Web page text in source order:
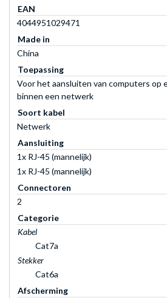
EAN
4044951029471
Made in
China
Toepassing
Voor het aansluiten van computers op
binnen een netwerk
Soort kabel
Netwerk
Aansluiting
1x RJ-45 (mannelijk)
1x RJ-45 (mannelijk)
Connectoren
2
Categorie
Kabel
Cat7a
Stekker
Cat6a
Afscherming